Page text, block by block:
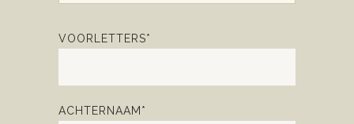
VOORLETTERS*
ACHTERNAAM*